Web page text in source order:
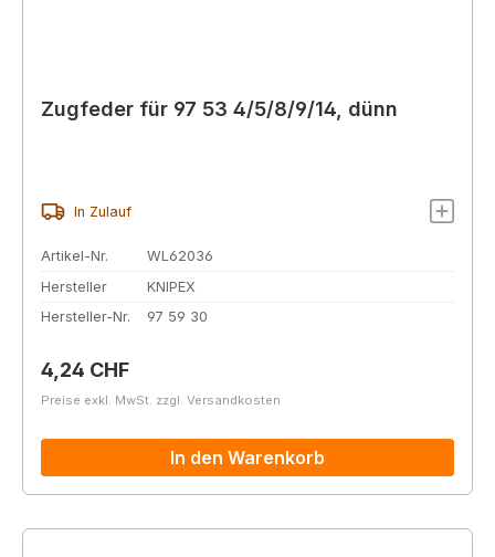
Zugfeder für 97 53 4/5/8/9/14, dünn
In Zulauf
Artikel-Nr.
WL62036
Hersteller
KNIPEX
Hersteller-Nr.
97 59 30
Regulärer Preis:
4,24 CHF
Preise exkl. MwSt. zzgl. Versandkosten
In den Warenkorb